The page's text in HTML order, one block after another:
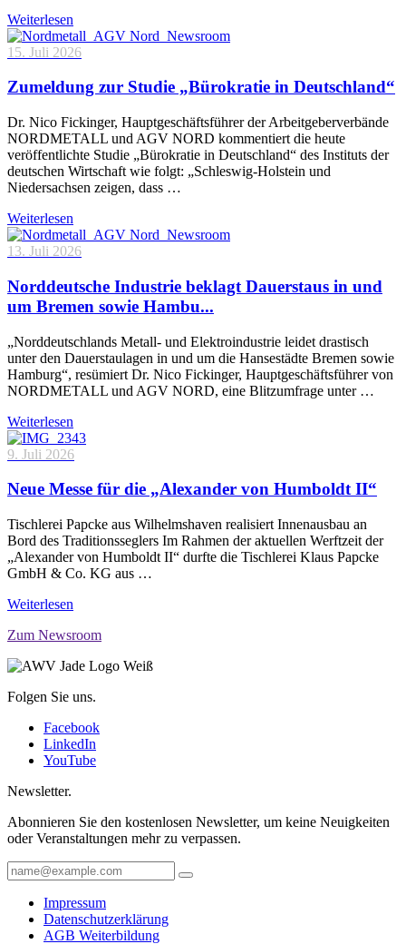
Weiterlesen
15. Juli 2026
Zumeldung zur Studie „Bürokratie in Deutschland“
Dr. Nico Fickinger, Hauptgeschäftsführer der Arbeitgeberverbände
NORDMETALL und AGV NORD kommentiert die heute
veröffentlichte Studie „Bürokratie in Deutschland“ des Instituts der
deutschen Wirtschaft wie folgt: „Schleswig-Holstein und
Niedersachsen zeigen, dass …
Weiterlesen
13. Juli 2026
Norddeutsche Industrie beklagt Dauerstaus in und
um Bremen sowie Hambu...
„Norddeutschlands Metall- und Elektroindustrie leidet drastisch
unter den Dauerstaulagen in und um die Hansestädte Bremen sowie
Hamburg“, resümiert Dr. Nico Fickinger, Hauptgeschäftsführer von
NORDMETALL und AGV NORD, eine Blitzumfrage unter …
Weiterlesen
9. Juli 2026
Neue Messe für die „Alexander von Humboldt II“
Tischlerei Papcke aus Wilhelmshaven realisiert Innenausbau an
Bord des Traditionsseglers Im Rahmen der aktuellen Werftzeit der
„Alexander von Humboldt II“ durfte die Tischlerei Klaus Papcke
GmbH & Co. KG aus …
Weiterlesen
Zum Newsroom
Folgen Sie uns.
Facebook
LinkedIn
YouTube
Newsletter.
Abonnieren Sie den kostenlosen Newsletter, um keine Neuigkeiten
oder Veranstaltungen mehr zu verpassen.
Impressum
Datenschutzerklärung
AGB Weiterbildung